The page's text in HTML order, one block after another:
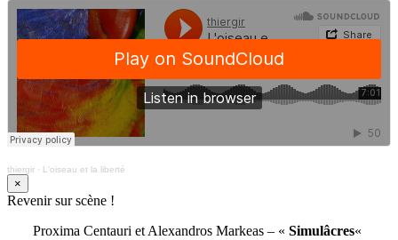
thiergir · L'oiseau et la liberté
×
Revenir sur scène !
Proxima Centauri et Alexandros Markeas – « Simulâcres«